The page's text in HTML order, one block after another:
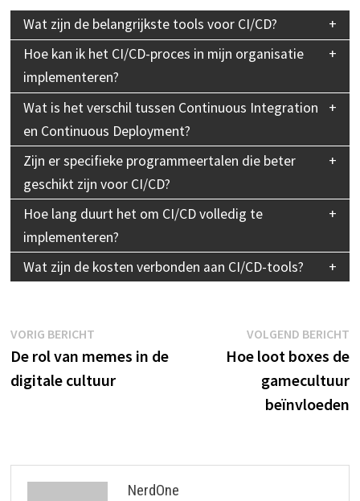
Wat zijn de belangrijkste tools voor CI/CD?
Hoe kan ik het CI/CD-proces in mijn organisatie
implementeren?
Wat is het verschil tussen Continuous Integration
en Continuous Deployment?
Zijn er specifieke programmeertalen die beter
geschikt zijn voor CI/CD?
Hoe lang duurt het om CI/CD volledig te
implementeren?
Wat zijn de kosten verbonden aan CI/CD-tools?
Bericht
navigatie
VORIG BERICHTVorig
bericht:
De rol van memes in de
digitale cultuur
VOLGEND BERICHT
Hoe loot boxes de
gamecultuur
beïnvloeden
NerdOne